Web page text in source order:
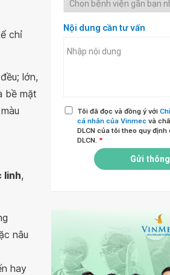
chỉ
lớn,
bề mặt
linh,
nâu
hay
Nội dung cần tư vấn
Tôi đã đọc và đồng ý với
cá nhân của Vinmec và
DLCN của tôi theo quy
DLCN. *
Gửi